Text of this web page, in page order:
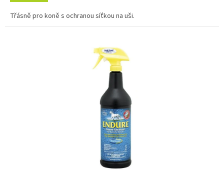
Třásně pro koně s ochranou síťkou na uši.